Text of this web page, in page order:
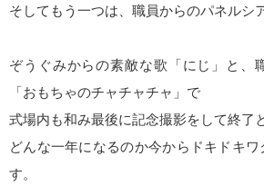
そしてもう一つは、職員からのパネルシ
ぞうぐみからの素敵な歌「にじ」と、
「おもちゃのチャチャチャ」で
式場内も和み最後に記念撮影をして終了
どんな一年になるのか今からドキドキ
す。